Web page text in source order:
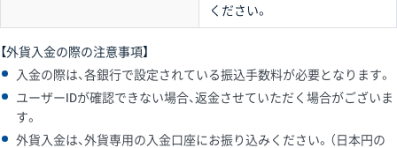
ください。
【外貨入金の際の注意事項】
入金の際は、各銀行で設定されている振込手数料が必要となります。
ユーザーIDが確認できない場合、返金させていただく場合がございま
す。
外貨入金は、外貨専用の入金口座にお振り込みください。（日本円の